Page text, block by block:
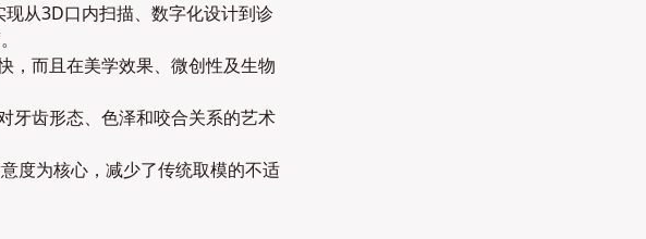
现从3D口内扫描、数字化设计到诊
，而且在美学效果、微创性及生物
牙齿形态、色泽和咬合关系的艺术
度为核心，减少了传统取模的不适